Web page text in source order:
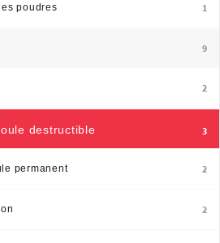
poudres 1
9
2
destructible 3
permanent 2
2